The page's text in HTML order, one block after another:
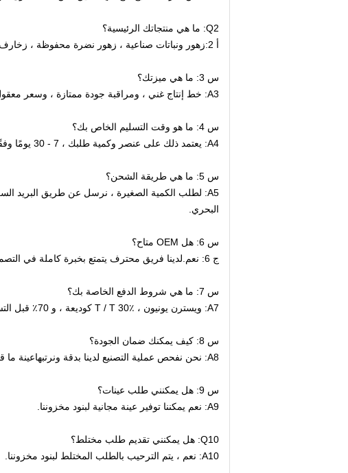
Q2: ما هي منتجاتك الرئيسية؟
أ 2:
زهور ونباتات صناعية ، زهور نضرة محفوظة ، زخارف
س 3: ما هي ميزتك؟
A3: خط إنتاج غني ، ومراقبة جودة ممتازة ، وسعر معقول ، وأفضل خدمة
س 4: ما هو وقت التسليم الخاص بك؟
A4: يعتمد ذلك على عنصر وكمية طلبك ، 7 - 30 يومًا وفقًا لذلك.
س 5: ما هي طريقة الشحن؟
البحري.
س 6: هل OEM متاح؟
ج 6: نعم.لدينا فريق محترف يتمتع بخبرة كاملة في التصميم والتصنيع.
س 7: ما هي شروط الدفع الخاصة بك؟
A7: ويسترن يونيون ، T / T 30٪ كوديعة ، و 70٪ قبل التسليم ، L / C ، MoneyGram.
س 8: كيف يمكنك ضمان الجودة؟
A8: نحن نفحص عملية التصنيع لدينا بدقة ونرتبها
عينة ما
س 9: هل يمكنني طلب عينات؟
A9: نعم يمكننا توفير عينة مجانية لبنود مخزوننا.
Q10: هل يمكنني تقديم طلب مختلط؟
A10: نعم ، يتم الترحيب بالطلب المختلط لبنود مخزوننا.